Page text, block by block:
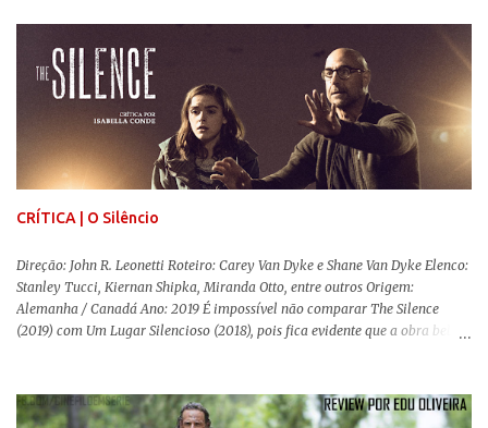
sempre importante levarmos em conta quem assina e qual a função social
da obra. O cinema brasileiro é celeiro de grandes documentaristas, muitos
deles mundialmente reconhecidos. Pensando na variedade de estilos e
estéticas de se fazer documentários, selecionei 5 produções tupiniquins do
gênero que, para mim, são indispensáveis: ▼ Cabra Marcado para Morrer
(1984) , de Eduardo Coutinho Em 1964, devido ao golpe militar, Eduardo
Coutinho (Edifício Master) teve que abandonar as filmagens do
documentário sobre o assassinato do líder camponês Joã...
CRÍTICA | O Silêncio
Direção: John R. Leonetti Roteiro: Carey Van Dyke e Shane Van Dyke Elenco:
Stanley Tucci, Kiernan Shipka, Miranda Otto, entre outros Origem:
Alemanha / Canadá Ano: 2019 É impossível não comparar The Silence
(2019) com Um Lugar Silencioso (2018), pois fica evidente que a obra bebe
reproduzir alguns elementos que consograram a obra de John Krasinski
(The Office). Aqui os “monstros” com audições aguçadas eram seres da